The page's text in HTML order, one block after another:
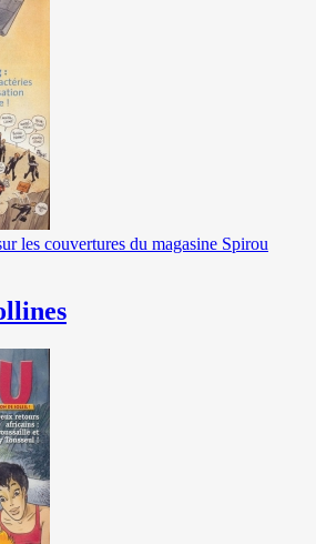
les couvertures du magasine Spirou